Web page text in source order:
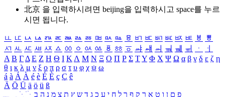
北京 을 입력하시려면 beijing을 입력하시고 space를 누르
시면 됩니다.
ㅥ ㅦ ㅧ ㅨ ㅩ ㅪ ㅫ ㅬ ㅭ ㅮ ㅯ ㅰ ㅱ ㅲ ㅳ ㅴ ㅵ ㅶ ㅷ ㅸ
ㅹ
ㅺ ㅻ ㅼ ㅽ ㅾ ㅿ ㆀ ㆁ ㆂ ㆃ ㆄ ㆅ ㆆ ㆇ ㆈ ㆉ ㆊ ㆋ ㆌ ㆍ
ㆎ
Α Β ΓΔ Ε Ζ Η Θ Ι ΚΛ Μ Ν Ξ Ο Π Ρ Σ ΤΥ Φ Χ Ψ Ω α β γ δ ε ζ η
θ ι κ λ μ ν ξ ο π ρ σ τ υ φ χ ψ ω
á à Á À é è É È ç Ç ê
Ä Ö Ü ä ö ü ß
ִֶֹ ֻּ ׁׂ פ ם ן ו ט א ר ק ף ך ל ח י ע כ ג ד ש ץ ת צ מ נ ה ב